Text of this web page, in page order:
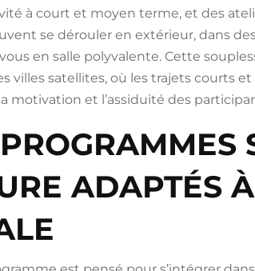
à court et moyen terme, et des
se dérouler en extérieur, dans
en salle polyvalente. Cette
villes satellites, où les trajets courts
motivation et l’assiduité des
ADAPTÉS